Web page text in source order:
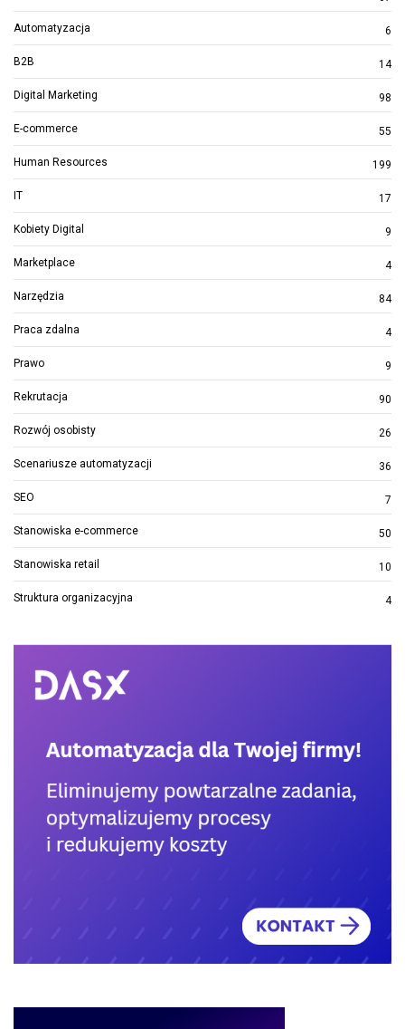
Automatyzacja 6
B2B 14
Digital Marketing 98
E-commerce 55
Human Resources 199
IT 17
Kobiety Digital 9
Marketplace 4
Narzędzia 84
Praca zdalna 4
Prawo 9
Rekrutacja 90
Rozwój osobisty 26
Scenariusze automatyzacji 36
SEO 7
Stanowiska e-commerce 50
Stanowiska retail 10
Struktura organizacyjna 4